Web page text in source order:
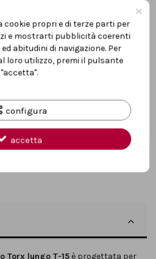
Torx lungo T-15 è progettata per
×
cookie propri e di terze parti per
e mostrarti pubblicità coerenti
abitudini di navigazione. Per
loro utilizzo, premi il pulsante
"accetta".
configura
accetta